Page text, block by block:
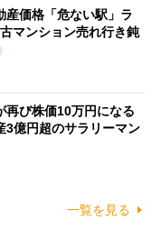
産価格「危ない駅」ラ
マンション売れ行き鈍
再び株価10万円になる
3億円超のサラリーマン
一覧を見る